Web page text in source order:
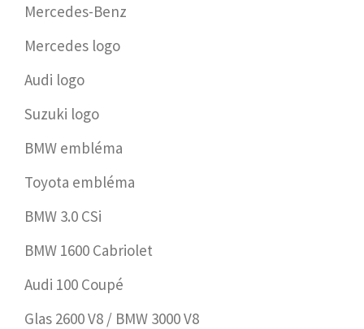
Mercedes-Benz
Mercedes logo
Audi logo
Suzuki logo
BMW embléma
Toyota embléma
BMW 3.0 CSi
BMW 1600 Cabriolet
Audi 100 Coupé
Glas 2600 V8 / BMW 3000 V8